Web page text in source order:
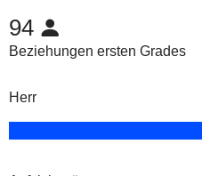
94
Beziehungen ersten Grades
Herr